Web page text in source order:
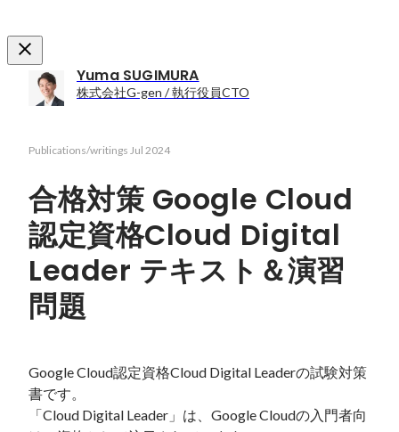
Yuma SUGIMURA
株式会社G-gen / 執行役員CTO
Publications/writings Jul 2024
合格対策 Google Cloud
認定資格Cloud Digital
Leader テキスト＆演習
問題
Google Cloud認定資格Cloud Digital Leaderの試験対策
書です。
「Cloud Digital Leader」は、Google Cloudの入門者向